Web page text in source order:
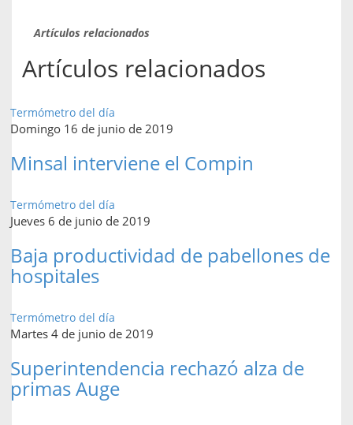
Artículos relacionados
Artículos relacionados
Termómetro del día
Domingo 16 de junio de 2019
Minsal interviene el Compin
Termómetro del día
Jueves 6 de junio de 2019
Baja productividad de pabellones de
hospitales
Termómetro del día
Martes 4 de junio de 2019
Superintendencia rechazó alza de
primas Auge